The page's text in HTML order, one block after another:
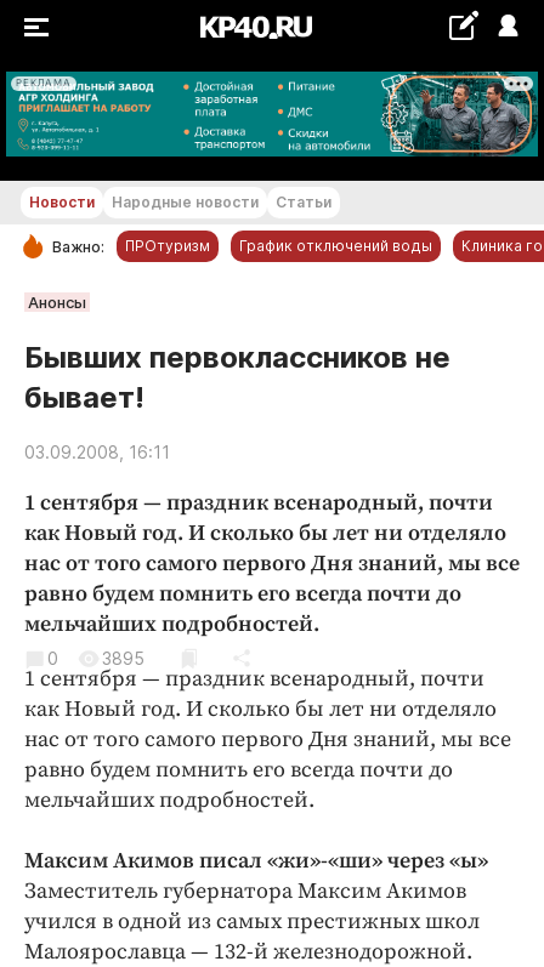
РЕКЛАМА
+21...+22 °С
РУБРИКИ
Новости компаний
Статьи
Народные новости
Авто и транспорт
Благоустройство
Криминал
Культура
Недвижимость и ЖКХ
Образование
Общество
Погода
Праздники
Происшествия
Спорт
Экономика и бизнес
ПРОЕКТЫ
Новости Народные новости Статьи
Важно: ПРОтуризм График отключений воды Клиника
Анонсы
Бывших первоклассников не
бывает!
03.09.2008, 16:11
1 сентября — праздник всенародный, почти
как Новый год. И сколько бы лет ни отделяло
нас от того самого первого Дня знаний, мы все
равно будем помнить его всегда почти до
мельчайших подробностей.
0 3895
1 сентября — праздник всенародный, почти
как Новый год. И сколько бы лет ни отделяло
нас от того самого первого Дня знаний, мы все
равно будем помнить его всегда почти до
мельчайших подробностей.
Максим Акимов писал «жи»-«ши» через «ы»
Заместитель губернатора Максим Акимов
учился в одной из самых престижных школ
Малоярославца — 132-й железнодорожной.